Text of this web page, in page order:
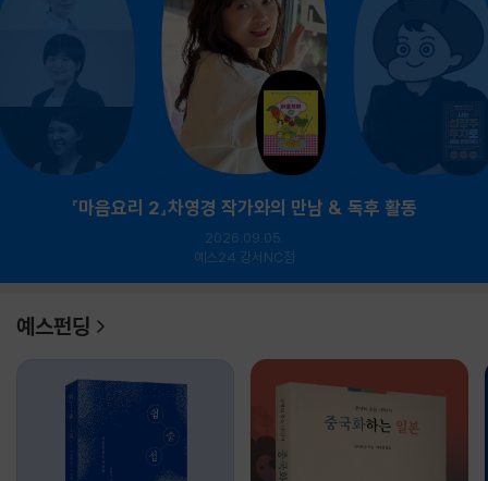
『마음요리 2』차영경 작가와의 만남 & 독후 활동
2026.09.05.
예스24 강서NC점
예스펀딩